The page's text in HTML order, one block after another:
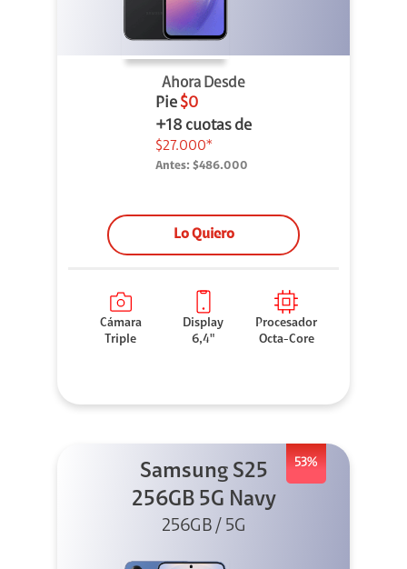
Ahora Desde
Pie $0
+18 cuotas de
$27.000*
Antes: $486.000
Lo Quiero
Cámara
Triple
Display
6,4"
Procesador
Octa-Core
53%
Samsung S25
256GB 5G Navy
256GB / 5G